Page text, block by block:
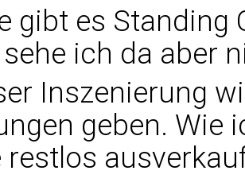
gibt es Standing
ich da aber
Inszenierung
geben. Wie
restlos